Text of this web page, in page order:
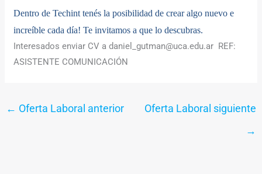
Dentro de Techint tenés la posibilidad de crear algo nuevo e
increíble cada día! Te invitamos a que lo descubras.
Interesados enviar CV a daniel_gutman@uca.edu.ar REF:
ASISTENTE COMUNICACIÓN
← Oferta Laboral anterior
Oferta Laboral siguiente
→